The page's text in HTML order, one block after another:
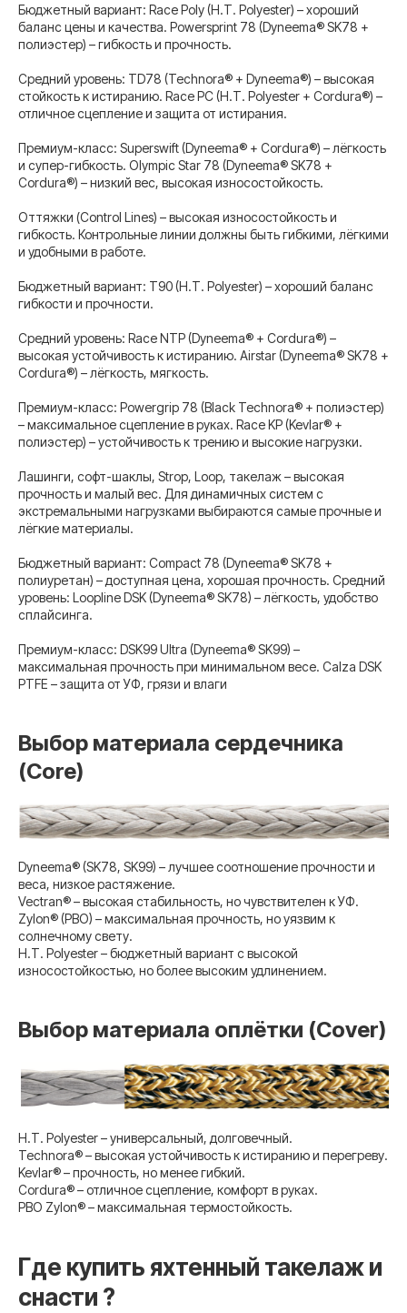
Бюджетный вариант: Race Poly (H.T. Polyester) – хороший
баланс цены и качества. Powersprint 78 (Dyneema® SK78 +
полиэстер) – гибкость и прочность.
Средний уровень: TD78 (Technora® + Dyneema®) – высокая
стойкость к истиранию. Race PC (H.T. Polyester + Cordura®) –
отличное сцепление и защита от истирания.
Премиум-класс: Superswift (Dyneema® + Cordura®) – лёгкость
и супер-гибкость. Olympic Star 78 (Dyneema® SK78 +
Cordura®) – низкий вес, высокая износостойкость.
Оттяжки (Control Lines) – высокая износостойкость и
гибкость. Контрольные линии должны быть гибкими, лёгкими
и удобными в работе.
Бюджетный вариант: T90 (H.T. Polyester) – хороший баланс
гибкости и прочности.
Средний уровень: Race NTP (Dyneema® + Cordura®) –
высокая устойчивость к истиранию. Airstar (Dyneema® SK78 +
Cordura®) – лёгкость, мягкость.
Премиум-класс: Powergrip 78 (Black Technora® + полиэстер)
– максимальное сцепление в руках. Race KP (Kevlar® +
полиэстер) – устойчивость к трению и высокие нагрузки.
Лашинги, софт-шаклы, Strop, Loop, такелаж – высокая
прочность и малый вес. Для динамичных систем с
экстремальными нагрузками выбираются самые прочные и
лёгкие материалы.
Бюджетный вариант: Compact 78 (Dyneema® SK78 +
полиуретан) – доступная цена, хорошая прочность. Средний
уровень: Loopline DSK (Dyneema® SK78) – лёгкость, удобство
сплайсинга.
Премиум-класс: DSK99 Ultra (Dyneema® SK99) –
максимальная прочность при минимальном весе. Calza DSK
PTFE – защита от УФ, грязи и влаги
Выбор материала сердечника
(Core)
Dyneema® (SK78, SK99) – лучшее соотношение прочности и
веса, низкое растяжение.
Vectran® – высокая стабильность, но чувствителен к УФ.
Zylon® (PBO) – максимальная прочность, но уязвим к
солнечному свету.
H.T. Polyester – бюджетный вариант с высокой
износостойкостью, но более высоким удлинением.
Выбор материала оплётки (Cover)
H.T. Polyester – универсальный, долговечный.
Technora® – высокая устойчивость к истиранию и перегреву.
Kevlar® – прочность, но менее гибкий.
Cordura® – отличное сцепление, комфорт в руках.
PBO Zylon® – максимальная термостойкость.
Где купить яхтенный такелаж и
снасти ?